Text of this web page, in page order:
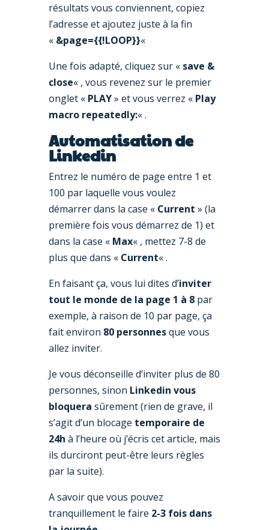
résultats vous conviennent, copiez
l’adresse et ajoutez juste à la fin
« &page={{!LOOP}}«
Une fois adapté, cliquez sur « save &
close« , vous revenez sur le premier
onglet « PLAY» et vous verrez « Play
macro repeatedly:« .
Automatisation de
Linkedin
Entrez le numéro de page entre 1 et
100 par laquelle vous voulez
démarrer dans la case « Current » (la
première fois vous démarrez de 1) et
dans la case « Max« , mettez 7-8 de
plus que dans « Current« .
En faisant ça, vous lui dites d’inviter
tout le monde de la page 1 à 8par
exemple, à raison de 10 par page, ça
fait environ 80 personnesque vous
allez inviter.
Je vous déconseille d’inviter plus de 80
personnes, sinon Linkedin vous
bloquera sûrement (rien de grave, il
s’agit d’un blocage temporaire de
24h à l’heure où j’écris cet article, mais
ils durciront peut-être leurs règles
par la suite).
A savoir que vous pouvez
tranquillement le faire 2-3 fois dans